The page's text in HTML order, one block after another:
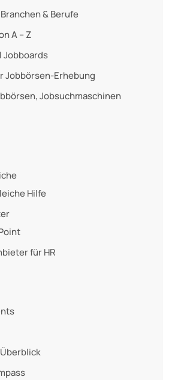
& Berufe
A – Z
Jobboards
Jobbörsen-Erhebung
Jobsuchmaschinen
Hilfe
für HR